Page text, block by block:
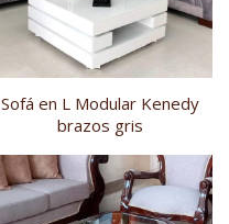
Sofá en L Modular Kenedy
brazos gris